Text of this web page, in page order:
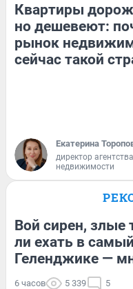
Квартиры
но дешевеют:
рынок
сейчас такой
Екатерина
директор агентства
недвижимости
Вой сирен, злые
ли ехать в
Геленджике —
6 часов 5 339 5